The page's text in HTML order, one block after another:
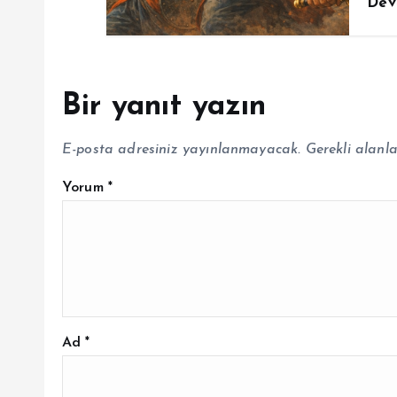
Bir yanıt yazın
E-posta adresiniz yayınlanmayacak. Gerekli
Yorum *
Ad*